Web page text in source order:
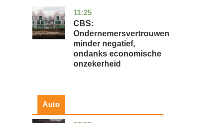
11:25
zuid-
holland
economie
CBS:
Ondernemersvertrouwen
minder negatief,
ondanks economische
onzekerheid
Auto